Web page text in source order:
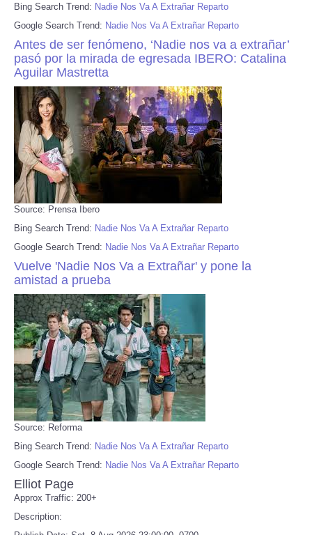
Bing Search Trend: Nadie Nos Va A Extrañar Reparto
Google Search Trend: Nadie Nos Va A Extrañar Reparto
Antes de ser fenómeno, ‘Nadie nos va a extrañar’
pasó por la mirada de egresada IBERO: Catalina
Aguilar Mastretta
Source: Prensa Ibero
Bing Search Trend: Nadie Nos Va A Extrañar Reparto
Google Search Trend: Nadie Nos Va A Extrañar Reparto
Vuelve 'Nadie Nos Va a Extrañar' y pone la
amistad a prueba
Source: Reforma
Bing Search Trend: Nadie Nos Va A Extrañar Reparto
Google Search Trend: Nadie Nos Va A Extrañar Reparto
Elliot Page
Approx Traffic: 200+
Description: